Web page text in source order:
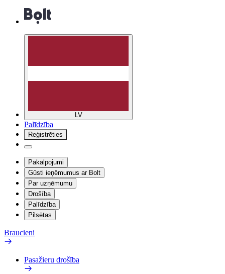
LV
Palīdzība
Reģistrēties
Pakalpojumi
Gūsti ieņēmumus ar Bolt
Par uzņēmumu
Drošība
Palīdzība
Pilsētas
Braucieni
Pasažieru drošība